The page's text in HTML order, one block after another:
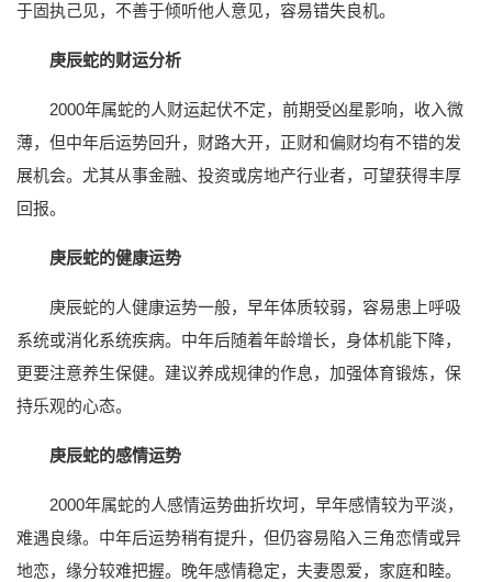
于固执己见，不善于倾听他人意见，容易错失良机。
庚辰蛇的财运分析
2000年属蛇的人财运起伏不定，前期受凶星影响，收入微
薄，但中年后运势回升，财路大开，正财和偏财均有不错的发
展机会。尤其从事金融、投资或房地产行业者，可望获得丰厚
回报。
庚辰蛇的健康运势
庚辰蛇的人健康运势一般，早年体质较弱，容易患上呼吸
系统或消化系统疾病。中年后随着年龄增长，身体机能下降，
更要注意养生保健。建议养成规律的作息，加强体育锻炼，保
持乐观的心态。
庚辰蛇的感情运势
2000年属蛇的人感情运势曲折坎坷，早年感情较为平淡，
难遇良缘。中年后运势稍有提升，但仍容易陷入三角恋情或异
地恋，缘分较难把握。晚年感情稳定，夫妻恩爱，家庭和睦。